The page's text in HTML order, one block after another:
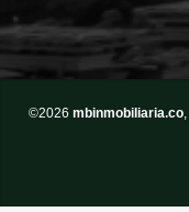
©2026 mbinmobiliaria.co